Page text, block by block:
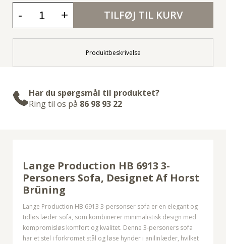
- + TILFØJ TIL KURV
Produktbeskrivelse
Har du spørgsmål til produktet?
Ring til os på 86 98 93 22
Lange Production HB 6913 3-
Personers Sofa, Designet Af Horst
Brüning
Lange Production HB 6913 3-personser sofa er en elegant og
tidløs læder sofa, som kombinerer minimalistisk design med
kompromisløs komfort og kvalitet. Denne 3-personers sofa
har et stel i forkromet stål og løse hynder i anilinlæder, hvilket